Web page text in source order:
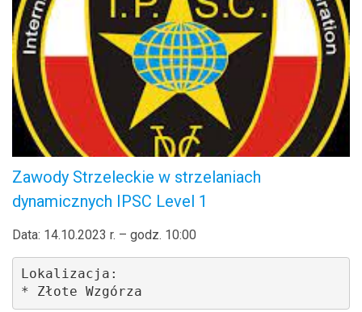
Zawody Strzeleckie w strzelaniach
dynamicznych IPSC Level 1
Data: 14.10.2023 r. – godz. 10:00
Lokalizacja:
* Złote Wzgórza